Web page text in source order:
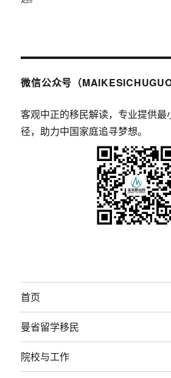
微信公众号（MAIKESICHUGUO
客观中正的移民解读，专业提供最
径，助力中国家庭追寻梦想。
首页
曼省留学移民
院校与工作